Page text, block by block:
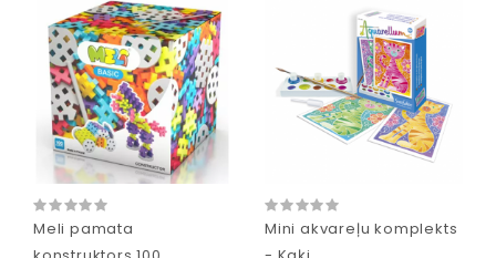
Meli pamata
Mini akvareļu komplekts